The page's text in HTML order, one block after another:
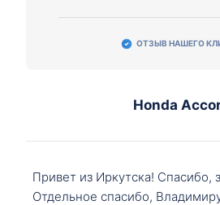
ОТЗЫВ НАШЕГО
Honda
Привет из Иркутска! Спасибо,
Отдельное спасибо,